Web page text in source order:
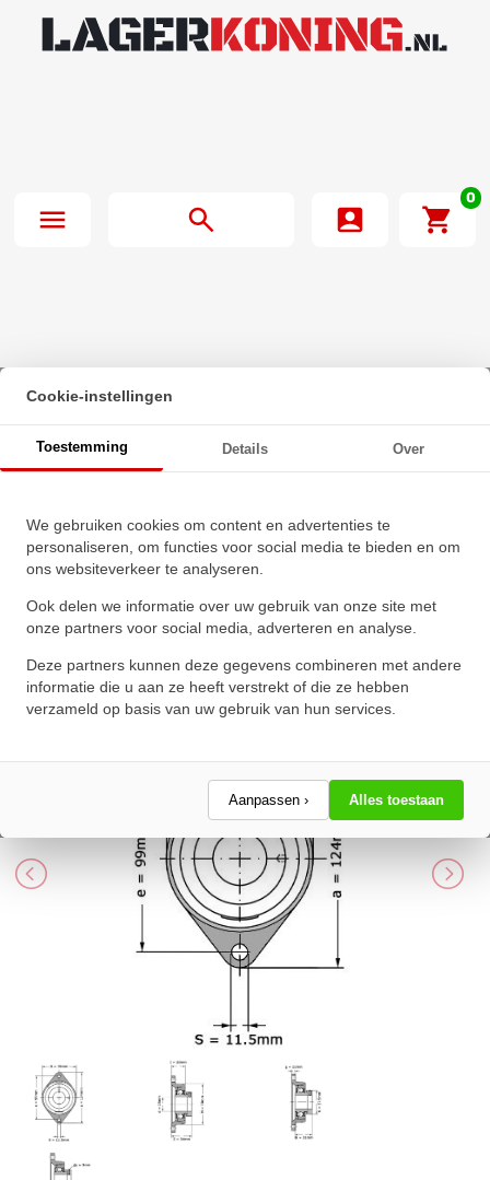
0
Beginpagina· INA Lagerblok Ovaal PCFT25 (25mm)
Cookie-instellingen
Toestemming Details Over
We gebruiken cookies om content en advertenties te
personaliseren, om functies voor social media te bieden en om
ons websiteverkeer te analyseren.
Ook delen we informatie over uw gebruik van onze site met
onze partners voor social media, adverteren en analyse.
Deze partners kunnen deze gegevens combineren met andere
informatie die u aan ze heeft verstrekt of die ze hebben
verzameld op basis van uw gebruik van hun services.
Aanpassen › Alles toestaan
(25mm)
★★★★
★★★★
Schrijf een review!